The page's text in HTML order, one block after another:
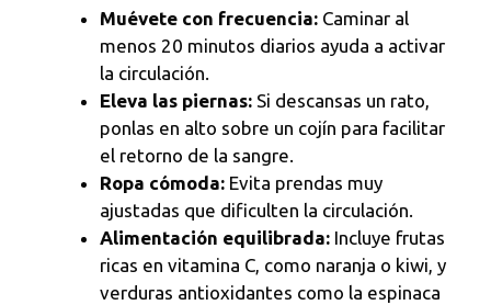
Muévete con frecuencia: Caminar al
menos 20 minutos diarios ayuda a activar
la circulación.
Eleva las piernas: Si descansas un rato,
ponlas en alto sobre un cojín para facilitar
el retorno de la sangre.
Ropa cómoda: Evita prendas muy
ajustadas que dificulten la circulación.
Alimentación equilibrada: Incluye frutas
ricas en vitamina C, como naranja o kiwi, y
verduras antioxidantes como la espinaca